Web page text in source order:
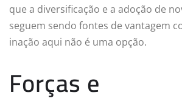
que a diversificação e a adoção de
seguem sendo fontes de vantagem
inação aqui não é uma opção.
Forças e